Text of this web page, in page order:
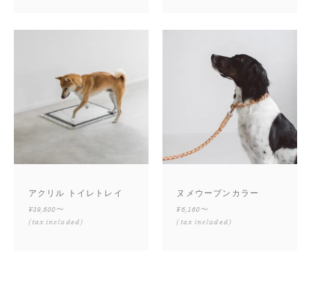
アクリル トイレトレイ
¥39,600〜
(tax included)
ヌメウーブンカラー
¥6,160〜
(tax included)